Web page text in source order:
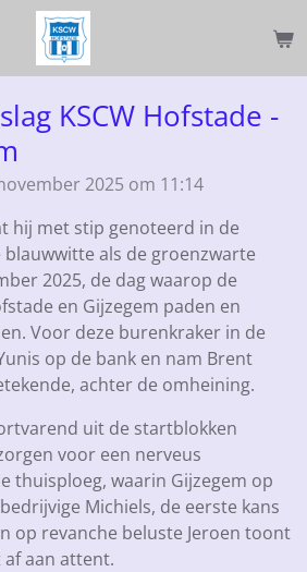
KSCW Hofstade -
2025 om 11:14
hij met stip genoteerd in de
blauwwitte als de groenzwarte
2025, de dag waarop de
en Gijzegem paden en
Voor deze burenkraker in de
op de bank en nam Brent
achter de omheining.
uit de startblokken
voor een nerveus
thuisploeg, waarin Gijzegem op
Michiels, de eerste kans
op revanche beluste Jeroen toont
aan attent.